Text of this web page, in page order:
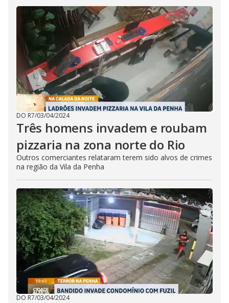
DO R7/03/04/2024
Três homens invadem e roubam
pizzaria na zona norte do Rio
Outros comerciantes relataram terem sido alvos de crimes
na região da Vila da Penha
DO R7/03/04/2024